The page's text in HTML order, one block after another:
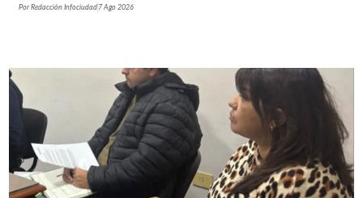
PorRedacción Infociudad 7 Ago 2026